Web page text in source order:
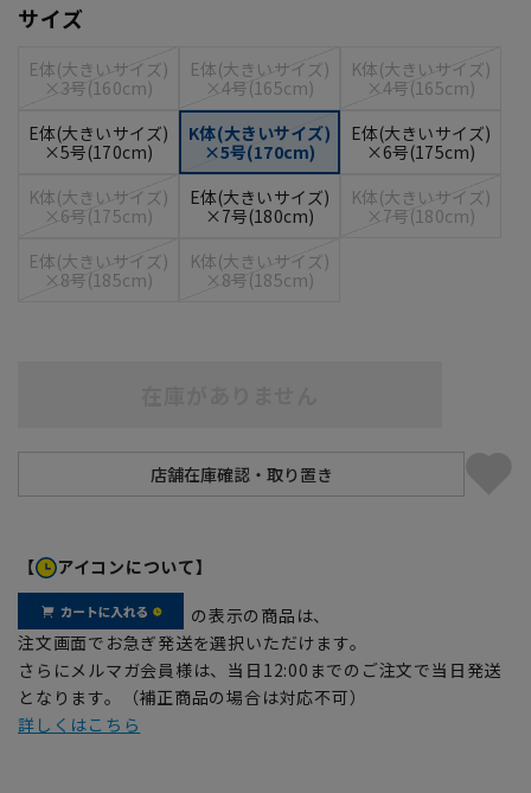
サイズ
E体(大きいサイズ)
×3号(160cm)
E体(大きいサイズ)
×4号(165cm)
K体(大きいサイズ)
×4号(165cm)
E体(大きいサイズ)
×5号(170cm)
K体(大きいサイズ)
×5号(170cm)
E体(大きいサイズ)
×6号(175cm)
K体(大きいサイズ)
×6号(175cm)
E体(大きいサイズ)
×7号(180cm)
K体(大きいサイズ)
×7号(180cm)
E体(大きいサイズ)
×8号(185cm)
K体(大きいサイズ)
×8号(185cm)
【 アイコンについて】
の表示の商品は、
注文画面でお急ぎ発送を選択いただけます。
さらにメルマガ会員様は、当日12:00までのご注文で当日発送
となります。（補正商品の場合は対応不可）
詳しくはこちら